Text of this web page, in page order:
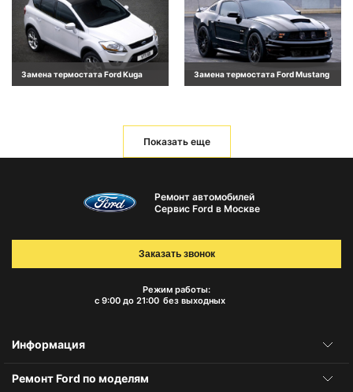
Замена термостата Ford Kuga Замена термостата Ford Mustang
Показать еще
Ремонт автомобилей
Сервис Ford в Москве
Режим работы:
с 9:00 до 21:00 без выходных
Заказать звонок
Информация
Ремонт Ford по моделям